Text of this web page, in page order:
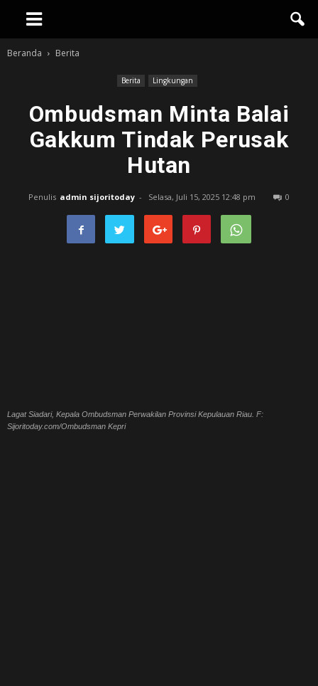
Beranda Berita
Berita Lingkungan
Ombudsman Minta Balai
Gakkum Tindak Perusak
Hutan
Penulis admin sijoritoday - Selasa, Juli 15, 2025 12:48 pm 0
Lagat Siadari, Kepala Ombudsman Perwakilan Provinsi Kepulauan Riau. F:
Sijoritoday.com/Ombudsman Kepri